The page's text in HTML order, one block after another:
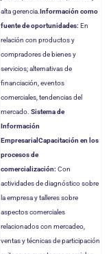
alta gerencia. Información como
fuente de oportunidades: En
relación con productos y
compradores de bienes y
servicios; alternativas de
financiación, eventos
comerciales, tendencias del
mercado. Sistema de
Información
Empresarial Capacitación en los
procesos de
comercialización: Con
actividades de diagnóstico sobre
la empresa y talleres sobre
aspectos comerciales
relacionados con mercadeo,
ventas y técnicas de participación